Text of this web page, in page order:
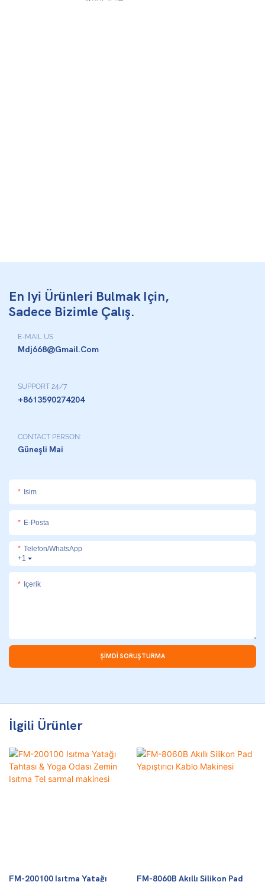
En Iyi Ürünleri Bulmak Için,
Sadece Bizimle Çalış.
E-MAIL US
Mdj668@gmail.com
SUPPORT 24/7
+8613590274204
CONTACT PERSON:
Güneşli Mai
Isim
E-Posta
+1
Telefon/WhatsApp
Içerik
ŞIMDI SORUŞTURMA
İlgili Ürünler
FM-200100 Isıtma Yatağı FM-8060B Akıllı Silikon Pad